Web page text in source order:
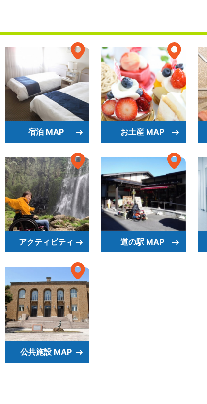
宿泊 MAP お土産 MAP
アクティビティ 道の駅 MAP
公共施設 MAP